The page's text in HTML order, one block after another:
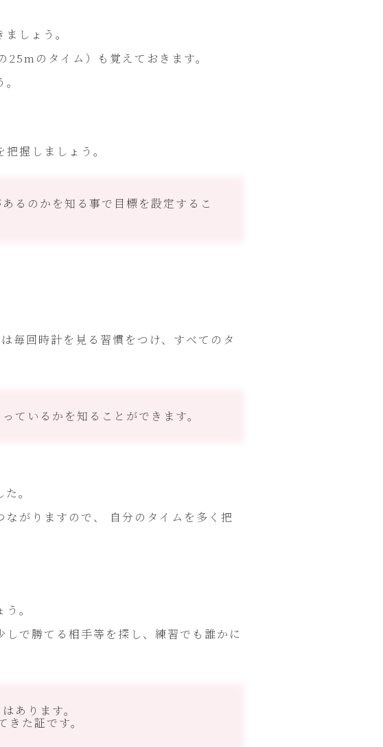
しょう。
のタイム）も覚えておきます。
握しましょう。
るのかを知る事で目標を設定するこ
毎回時計を見る習慣をつけ、すべてのタ
ているかを知ることができます。
。
がりますので、 自分のタイムを多く把
。
で勝てる相手等を探し、練習でも誰かに
あります。
た証です。